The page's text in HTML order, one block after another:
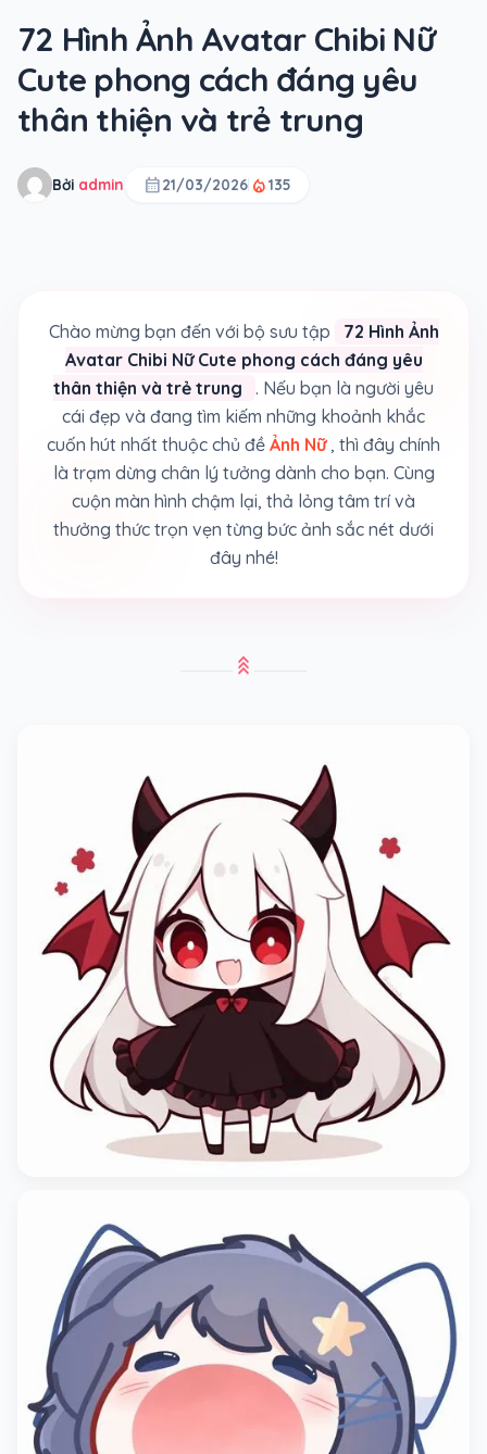
72 Hình Ảnh Avatar Chibi Nữ
Cute phong cách đáng yêu
thân thiện và trẻ trung
Bởi admin calendar_month21/03/2026 local_fire_department135
Chào mừng bạn đến với bộ sưu tập
72 Hình Ảnh
Avatar Chibi Nữ Cute phong cách đáng yêu
thân thiện và trẻ trung
. Nếu bạn là người yêu
cái đẹp và đang tìm kiếm những khoảnh khắc
cuốn hút nhất thuộc chủ đề Ảnh Nữ, thì đây chính
là trạm dừng chân lý tưởng dành cho bạn. Cùng
cuộn màn hình chậm lại, thả lỏng tâm trí và
thưởng thức trọn vẹn từng bức ảnh sắc nét dưới
đây nhé!
stat_3